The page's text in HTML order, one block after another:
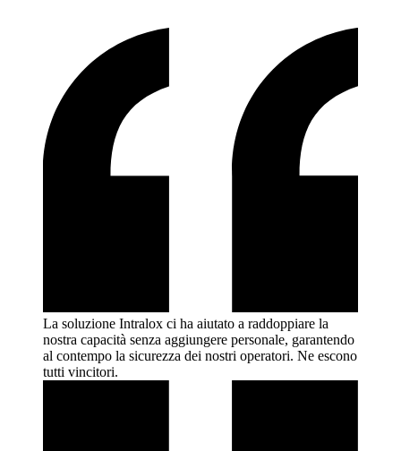
La soluzione Intralox ci ha aiutato a raddoppiare la
nostra capacità senza aggiungere personale, garantendo
al contempo la sicurezza dei nostri operatori. Ne escono
tutti vincitori.